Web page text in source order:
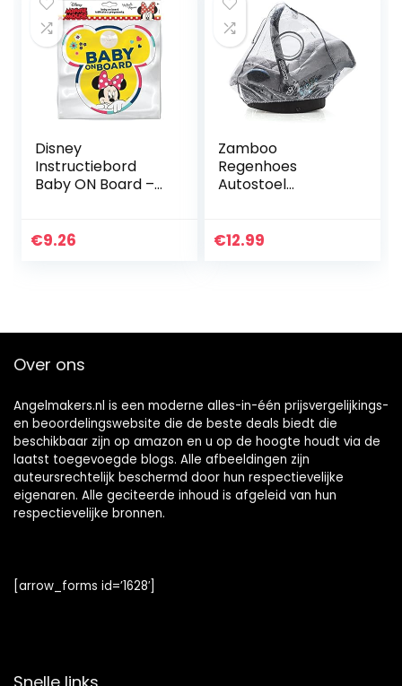
Disney
Instructiebord
Baby ON Board –
€9.26
Zamboo
Regenhoes
Autostoel
Luchtcirculatie,
€12.99
Over ons
Angelmakers.nl is een moderne alles-in-één prijsvergelijkings-
en beoordelingswebsite die de beste deals biedt die
beschikbaar zijn op amazon en u op de hoogte houdt via de
laatst toegevoegde blogs. Alle afbeeldingen zijn
auteursrechtelijk beschermd door hun respectievelijke
eigenaren. Alle geciteerde inhoud is afgeleid van hun
respectievelijke bronnen.
[arrow_forms id=’1628′]